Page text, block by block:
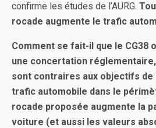
confirme les études de l’AURG.
rocade augmente le trafic
Comment se fait-il que le CG38
une concertation
sont contraires aux objectifs de
trafic automobile dans le
rocade proposée augmente la
voiture (et aussi les valeurs